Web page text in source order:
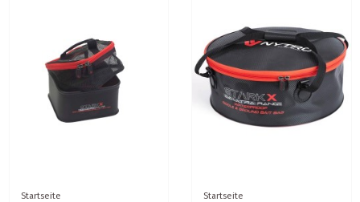
Startseite Startseite